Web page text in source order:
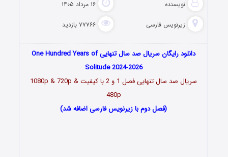
نویسنده ۱۶ مرداد ۱۴۰۵
زیرنویس فارسی ۷۷۷۶۶ بازدید
دانلود رایگان سریال صد سال تنهایی One Hundred Years of
Solitude 2024-2026
سریال صد سال تنهایی فصل 1 و 2 با کیفیت 1080p & 720p &
480p
(فصل دوم با زیرنویس فارسی اضافه شد)